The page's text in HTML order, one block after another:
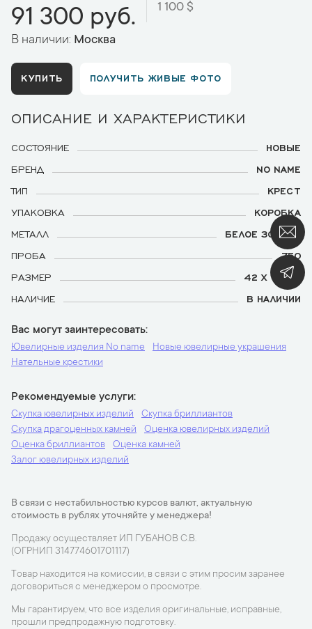
91 300 руб. 1 100 $
В наличии: Москва
КУПИТЬ ПОЛУЧИТЬ ЖИВЫЕ ФОТО
ОПИСАНИЕ И ХАРАКТЕРИСТИКИ
СОСТОЯНИЕ
НОВЫЕ
БРЕНД
NO NAME
ТИП
КРЕСТ
УПАКОВКА
КОРОБКА
МЕТАЛЛ
БЕЛОЕ ЗОЛОТО
ПРОБА
750
РАЗМЕР
42 Х 18 ММ
НАЛИЧИЕ
В НАЛИЧИИ
Вас могут заинтересовать
Ювелирные изделия No name
Новые ювелирные украшения
Нательные крестики
Рекомендуемые услуги
Скупка ювелирных изделий
Скупка бриллиантов
Скупка драгоценных камней
Оценка ювелирных изделий
Оценка бриллиантов
Оценка камней
Залог ювелирных изделий
В связи с нестабильностью курсов валют, актуальную
стоимость в рублях уточняйте у менеджера!
Продажу осуществляет ИП ГУБАНОВ С.В.
(ОГРНИП 314774601701117)
Товар находится на комиссии, в связи с этим просим заранее
договориться с менеджером о просмотре.
Мы гарантируем, что все изделия оригинальные, исправные,
прошли предпродажную подготовку.